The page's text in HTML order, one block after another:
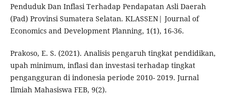
Penduduk Dan Inflasi Terhadap Pendapatan Asli Daerah
(Pad) Provinsi Sumatera Selatan. KLASSEN| Journal of
Economics and Development Planning, 1(1), 16-36.
Prakoso, E. S. (2021). Analisis pengaruh tingkat pendidikan,
upah minimum, inflasi dan investasi terhadap tingkat
pengangguran di indonesia periode 2010- 2019. Jurnal
Ilmiah Mahasiswa FEB, 9(2).